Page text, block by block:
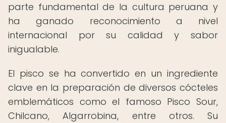
parte fundamental de la cultura peruana y
ha ganado reconocimiento a nivel
internacional por su calidad y sabor
inigualable.
El pisco se ha convertido en un ingrediente
clave en la preparación de diversos cócteles
emblemáticos como el famoso Pisco Sour,
Chilcano, Algarrobina, entre otros. Su